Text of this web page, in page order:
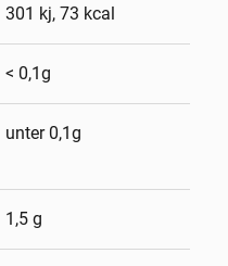
301 kj, 73 kcal
< 0,1g
unter 0,1g
1,5 g